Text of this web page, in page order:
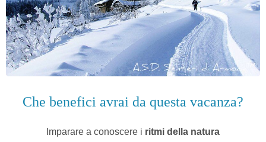
Che benefici avrai da questa vacanza?
Imparare a conoscere i ritmi della natura